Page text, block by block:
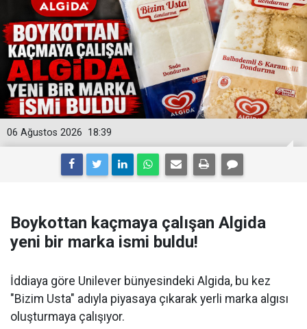
18:39
06 Ağustos 2026
Boykottan kaçmaya çalışan Algida
yeni bir marka ismi buldu!
İddiaya göre Unilever bünyesindeki Algida, bu kez
"Bizim Usta" adıyla piyasaya çıkarak yerli marka algısı
oluşturmaya çalışıyor.